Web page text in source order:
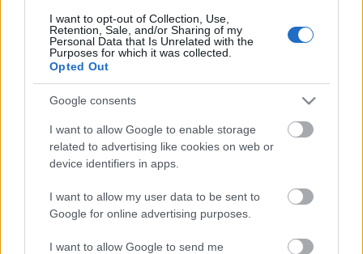
I want to opt-out of Collection, Use,
Retention, Sale, and/or Sharing of my
Personal Data that Is Unrelated with the
Purposes for which it was collected.
Opted Out
Google consents
I want to allow Google to enable storage
related to advertising like cookies on web or
device identifiers in apps.
I want to allow my user data to be sent to
Google for online advertising purposes.
I want to allow Google to send me
HIRDETÉS
Paks II.: Mit jelent az 5. blokk új
mérföldköve a felülvizsgálat
árnyékában?